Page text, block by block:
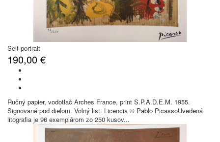
Self portrait
190,00 €
Ručný papier, vodotlač Arches France, print S.P.A.D.E.M. 1955.
Signované pod dielom. Volný list. Licencia © Pablo PicassoUvedená
litografia je 96 exemplárom zo 250 kusov...